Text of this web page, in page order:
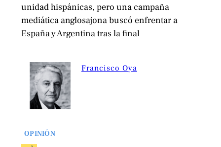
unidad hispánicas, pero una campaña
mediática anglosajona buscó enfrentar a
España y Argentina tras la final
Francisco Oya
OPINIÓN